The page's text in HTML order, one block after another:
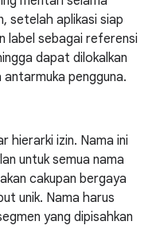
setelah aplikasi siap
label sebagai referensi
dapat dilokalkan
pengguna.
hierarki izin. Nama ini
untuk semua nama
cakupan bergaya
unik. Nama harus
yang dipisahkan